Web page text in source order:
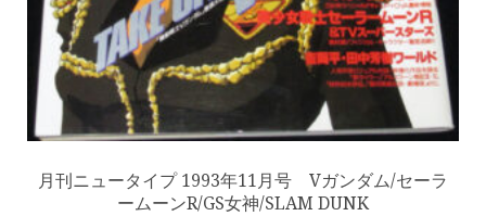
月刊ニュータイプ 1993年11月号 Vガンダム/セーラ
ームーンR/GS女神/SLAM DUNK